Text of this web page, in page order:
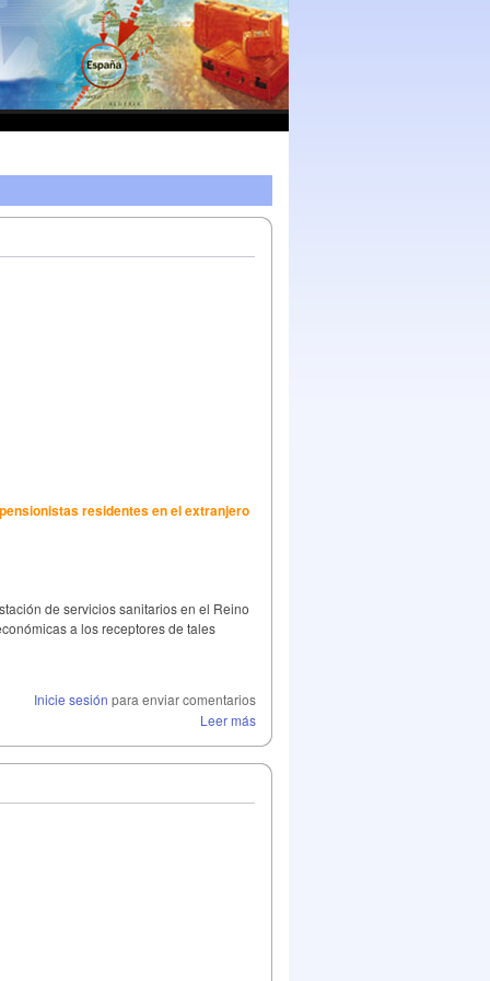
residentes en el extranjero
de servicios sanitarios en el Reino
a los receptores de tales
Inicie sesión para enviar comentarios
Leer más